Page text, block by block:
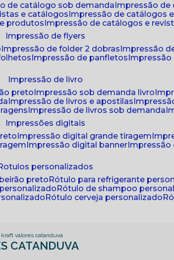
de catálogo sob demanda impressão
e catálogos impressão de catálogos
produtos impressão de catálogos e
impressão de flyers
impressão de folder 2 dobras impressão
impressão de panfletos impressão
impressão de livro
preto impressão sob demanda livro
impressão de livros e apostilas
impressão de livros sob demanda
impressões digitais
impressão digital grande tiragem
impressão digital banner
rotulos personalizados
preto
rótulo para refrigerante
rótulo de shampoo
rótulo cerveja personalizado
valores catanduva
CATANDUVA